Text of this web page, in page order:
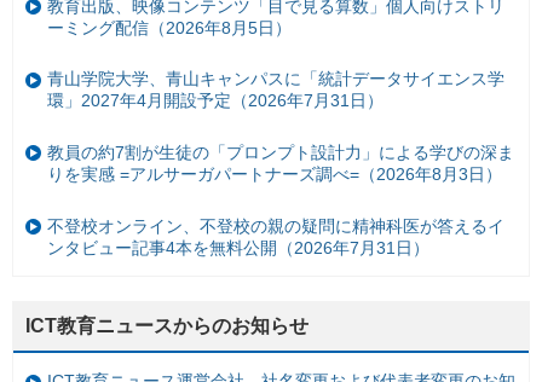
教育出版、映像コンテンツ「目で見る算数」個人向けストリ
ーミング配信（2026年8月5日）
青山学院大学、青山キャンパスに「統計データサイエンス学
環」2027年4月開設予定（2026年7月31日）
教員の約7割が生徒の「プロンプト設計力」による学びの深ま
りを実感 =アルサーガパートナーズ調べ=（2026年8月3日）
不登校オンライン、不登校の親の疑問に精神科医が答えるイ
ンタビュー記事4本を無料公開（2026年7月31日）
ICT教育ニュースからのお知らせ